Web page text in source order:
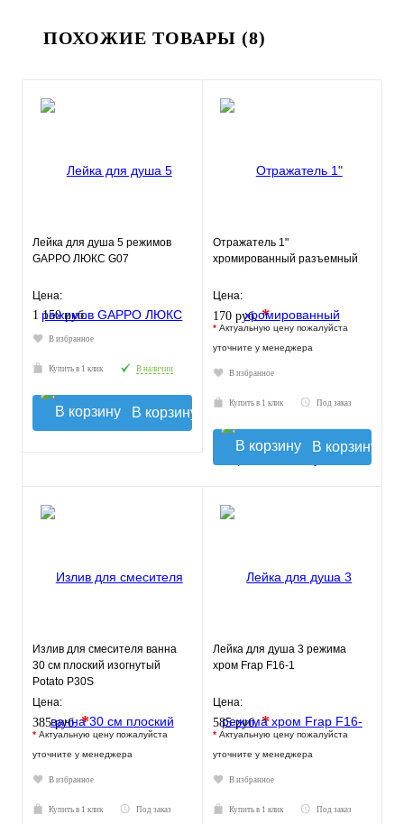
ПОХОЖИЕ ТОВАРЫ (8)
Лейка для душа 5 режимов
GAPPO ЛЮКС G07
Цена:
1 150 руб.
В избранное
Купить в 1 клик В наличии
В корзину
Отражатель 1"
хромированный разъемный
Цена:
170 руб.*
* Актуальную цену пожалуйста
уточните у менеджера
В избранное
Купить в 1 клик Под заказ
В корзину
Излив для смесителя ванна
30 см плоский изогнутый
Potato P30S
Цена:
385 руб.*
* Актуальную цену пожалуйста
уточните у менеджера
В избранное
Купить в 1 клик Под заказ
Лейка для душа 3 режима
хром Frap F16-1
Цена:
585 руб.*
* Актуальную цену пожалуйста
уточните у менеджера
В избранное
Купить в 1 клик Под заказ